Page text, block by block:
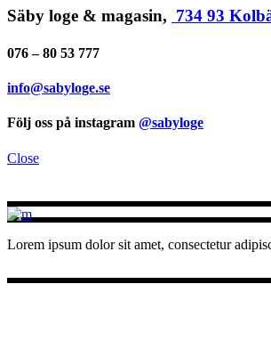
Säby loge & magasin, 734 93
076 – 80 53 777
info@sabyloge.se
Följ oss på instagram @sabyloge
Close
Lorem ipsum dolor sit amet, consectetur